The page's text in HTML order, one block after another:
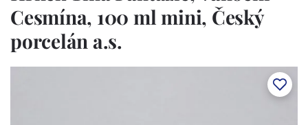
Cesmína, 100 ml mini, Český
porcelán a.s.